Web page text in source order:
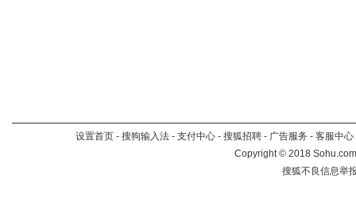
设置首页 - 搜狗输入法 - 支付中心 - 搜狐招聘 - 广告服务 - 客服中心
Copyright©2018
搜狐不良信息举